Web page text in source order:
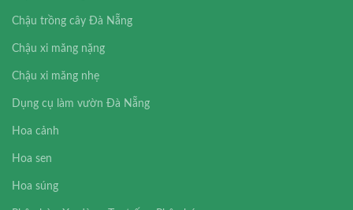
Chậu trồng cây Đà Nẵng
Chậu xi măng nặng
Chậu xi măng nhẹ
Dụng cụ làm vườn Đà Nẵng
Hoa cảnh
Hoa sen
Hoa súng